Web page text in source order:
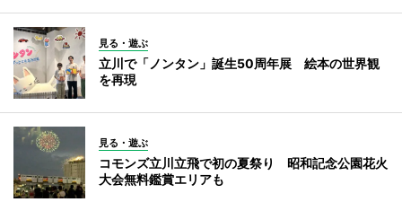
見る・遊ぶ
立川で「ノンタン」誕生50周年展 絵本の世界観
を再現
見る・遊ぶ
コモンズ立川立飛で初の夏祭り 昭和記念公園花火
大会無料鑑賞エリアも